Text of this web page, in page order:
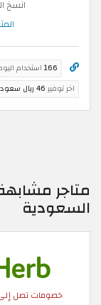
انسخ
166استخدام
اخر توفير 46 ريال سعودي
متاجر
السعودية
خصومات تصل إلى